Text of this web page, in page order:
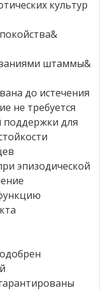
культур
штаммы&
до истечения
не требуется
поддержки для
эпизодической